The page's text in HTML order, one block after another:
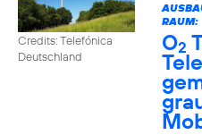
Credits: Telefónica
Deutschland
RAUM:
O2